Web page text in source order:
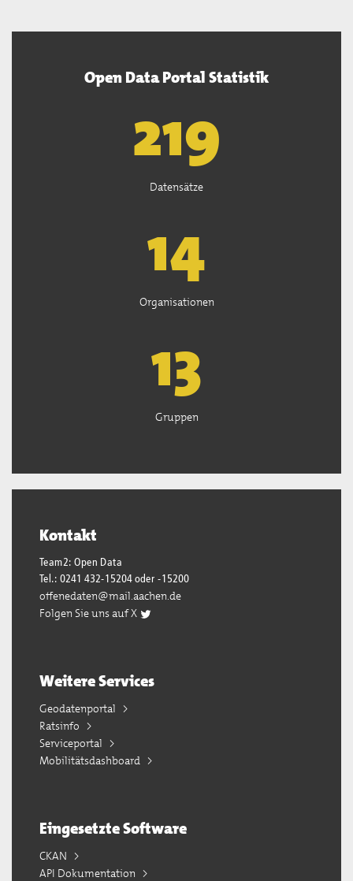
Open Data Portal Statistik
221
Datensätze
15
Organisationen
13
Gruppen
Kontakt
Team2: Open Data
Tel.: 0241 432-15204 oder -15200
offenedaten@mail.aachen.de
Folgen Sie uns auf X
Weitere Services
Geodatenportal
Ratsinfo
Serviceportal
Mobilitätsdashboard
Eingesetzte Software
CKAN
API Dokumentation